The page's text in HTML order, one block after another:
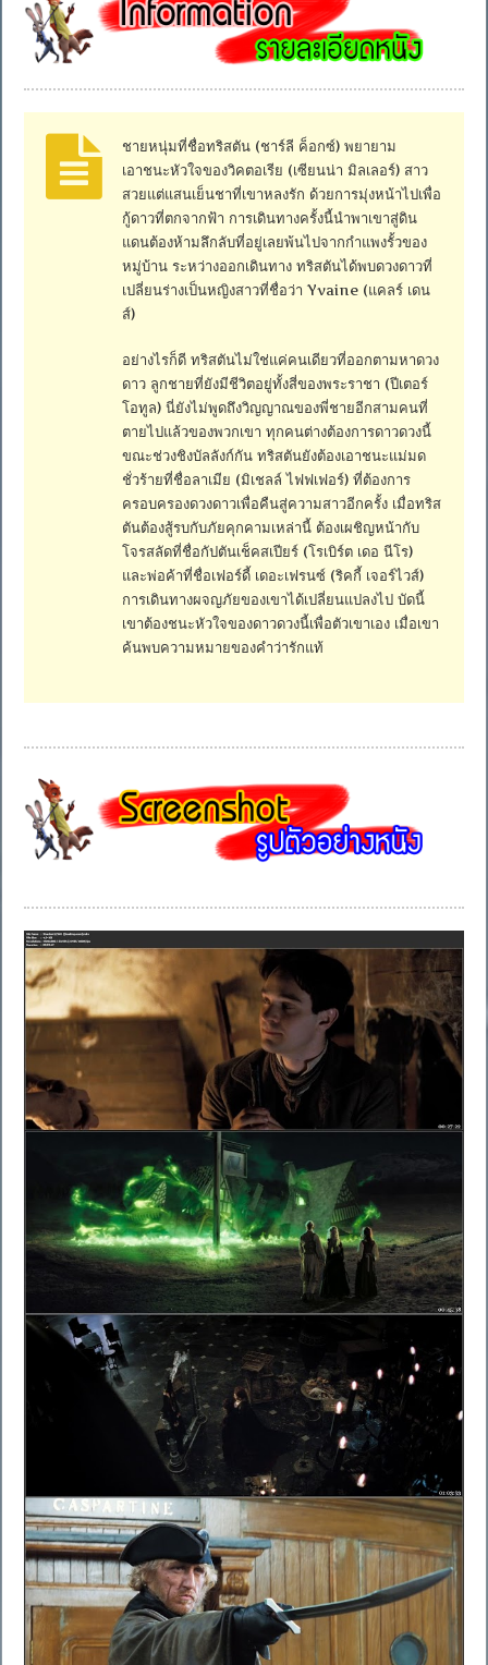
ชายหนุ่มที่ชื่อทริสตัน (ชาร์ลี ค็อกซ์) พยายาม
เอาชนะหัวใจของวิคตอเรีย (เซียนน่า มิลเลอร์) สาว
สวยแต่แสนเย็นชาที่เขาหลงรัก ด้วยการมุ่งหน้าไปเพื่อ
กู้ดาวที่ตกจากฟ้า การเดินทางครั้งนี้นำพาเขาสู่ดิน
แดนต้องห้ามลึกลับที่อยู่เลยพ้นไปจากกำแพงรั้วของ
หมู่บ้าน ระหว่างออกเดินทาง ทริสตันได้พบดวงดาวที่
เปลี่ยนร่างเป็นหญิงสาวที่ชื่อว่า Yvaine (แคลร์ เดน
ส์)
อย่างไรก็ดี ทริสตันไม่ใช่แค่คนเดียวที่ออกตามหาดวง
ดาว ลูกชายที่ยังมีชีวิตอยู่ทั้งสี่ของพระราชา (ปีเตอร์
โอทูล) นี่ยังไม่พูดถึงวิญญาณของพี่ชายอีกสามคนที่
ตายไปแล้วของพวกเขา ทุกคนต่างต้องการดาวดวงนี้
ขณะช่วงชิงบัลลังก์กัน ทริสตันยังต้องเอาชนะแม่มด
ชั่วร้ายที่ชื่อลาเมีย (มิเชลล์ ไฟฟเฟอร์) ที่ต้องการ
ครอบครองดวงดาวเพื่อคืนสู่ความสาวอีกครั้ง เมื่อทริส
ตันต้องสู้รบกับภัยคุกคามเหล่านี้ ต้องเผชิญหน้ากับ
โจรสลัดที่ชื่อกัปตันเช็คสเปียร์ (โรเบิร์ต เดอ นีโร)
และพ่อค้าที่ชื่อเฟอร์ดี้ เดอะเฟรนซ์ (ริคกี้ เจอร์ไวส์)
การเดินทางผจญภัยของเขาได้เปลี่ยนแปลงไป บัดนี้
เขาต้องชนะหัวใจของดาวดวงนี้เพื่อตัวเขาเอง เมื่อเขา
ค้นพบความหมายของคำว่ารักแท้